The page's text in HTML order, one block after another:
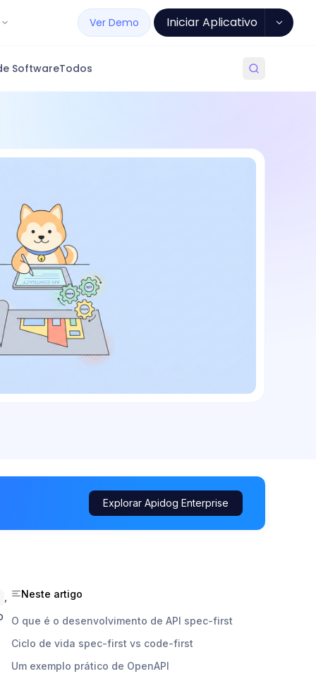
Ver Demo Iniciar Aplicativo
SoftwareTodos
Explorar Apidog Enterprise
Neste artigo
O que é o desenvolvimento de API spec-first
Ciclo de vida spec-first vs code-first
Um exemplo prático de OpenAPI